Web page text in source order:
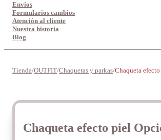
Envíos
Formularios cambios
Atención al cliente
Nuestra historia
Blog
Tienda/OUTFIT/Chaquetas y parkas/Chaqueta
Chaqueta efecto piel